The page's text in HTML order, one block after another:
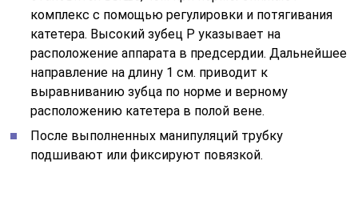
комплекс с помощью регулировки и потягивания
катетера. Высокий зубец Р указывает на
расположение аппарата в предсердии. Дальнейшее
направление на длину 1 см. приводит к
выравниванию зубца по норме и верному
расположению катетера в полой вене.
После выполненных манипуляций трубку
подшивают или фиксируют повязкой.